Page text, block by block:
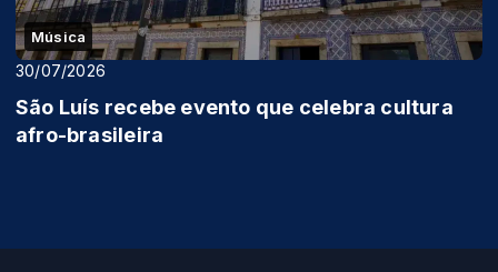
Música
30/07/2026
São Luís recebe evento que celebra cultura
afro-brasileira